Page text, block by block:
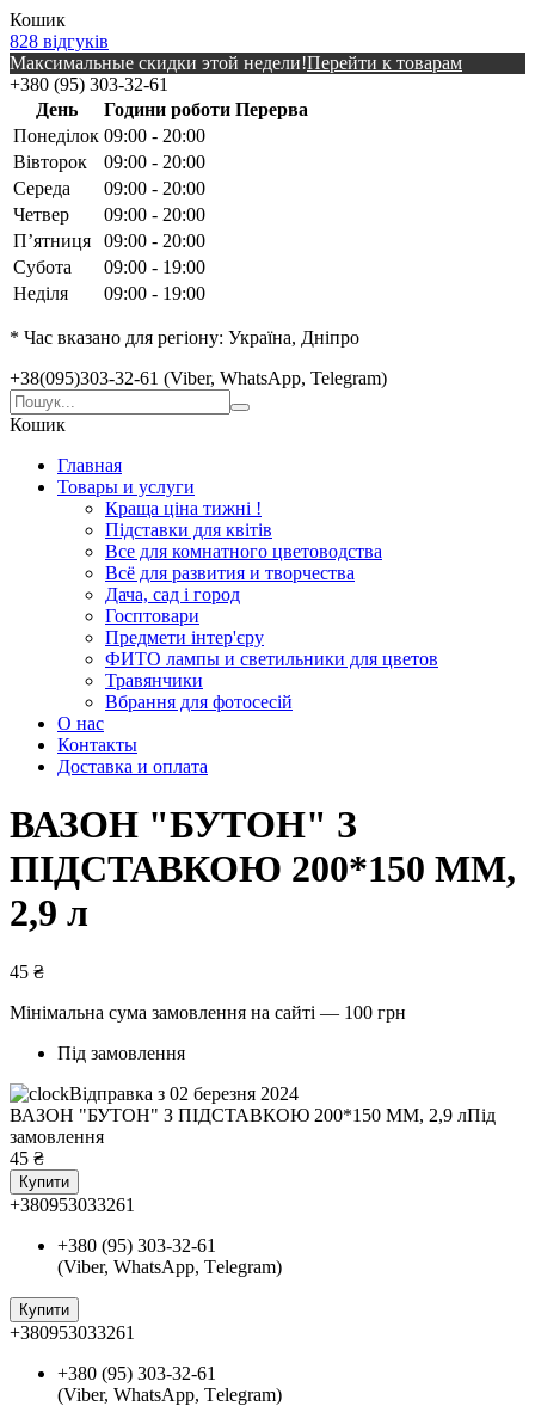
Кошик
828 відгуків
Максимальные скидки этой недели!Перейти к товарам
+380 (95) 303-32-61
День
Години роботи Перерва
Понеділок 09:00 - 20:00
Вівторок
09:00 - 20:00
Середа
09:00 - 20:00
Четвер
09:00 - 20:00
Пʼятниця
09:00 - 20:00
Субота
09:00 - 19:00
Неділя
09:00 - 19:00
* Час вказано для регіону: Україна, Дніпро
+38(095)303-32-61 (Viber, WhatsApp, Telegram)
Кошик
Главная
Товары и услуги
Краща ціна тижні !
Підставки для квітів
Все для комнатного цветоводства
Всё для развития и творчества
Дача, сад і город
Госптовари
Предмети інтер'єру
ФИТО лампы и светильники для цветов
Травянчики
Вбрання для фотосесій
О нас
Контакты
Доставка и оплата
ВАЗОН "БУТОН" З
ПІДСТАВКОЮ 200*150 ММ,
2,9 л
45 ₴
Мінімальна сума замовлення на сайті — 100 грн
Під замовлення
Відправка з 02 березня 2024
ВАЗОН "БУТОН" З ПІДСТАВКОЮ 200*150 ММ, 2,9 лПід
замовлення
45 ₴
Купити
+380953033261
+380 (95) 303-32-61
(Viber, WhatsApp, Тelegram)
Купити
+380953033261
+380 (95) 303-32-61
(Viber, WhatsApp, Тelegram)